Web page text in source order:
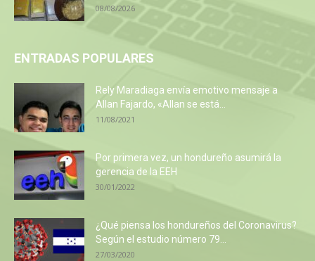
08/08/2026
ENTRADAS POPULARES
Rely Maradiaga envía emotivo mensaje a
Allan Fajardo, «Allan se está...
11/08/2021
Por primera vez, un hondureño asumirá la
gerencia de la EEH
30/01/2022
¿Qué piensa los hondureños del Coronavirus?
Según el estudio número 79...
27/03/2020